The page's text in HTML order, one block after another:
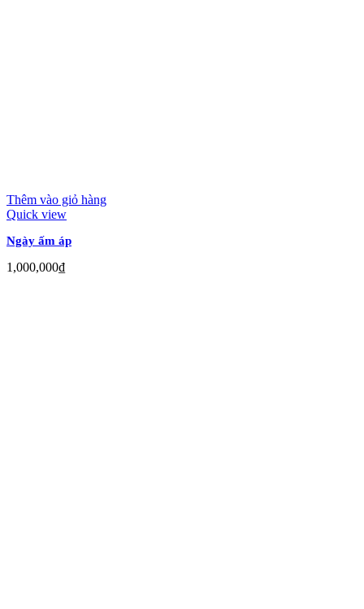
Thêm vào giỏ hàng
Quick view
Ngày ấm áp
1,000,000₫